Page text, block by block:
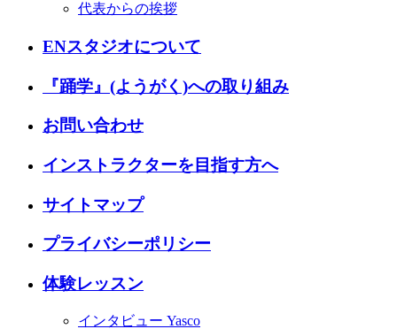
代表からの挨拶
ENスタジオについて
『踊学』(ようがく)への取り組み
お問い合わせ
インストラクターを目指す方へ
サイトマップ
プライバシーポリシー
体験レッスン
インタビュー Yasco